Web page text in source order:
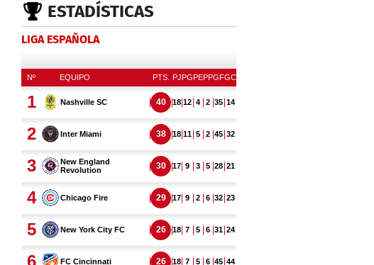
ESTADÍSTICAS
LIGA ESPAÑOLA